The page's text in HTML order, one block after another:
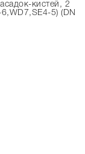
кистей, 2
5) (DN